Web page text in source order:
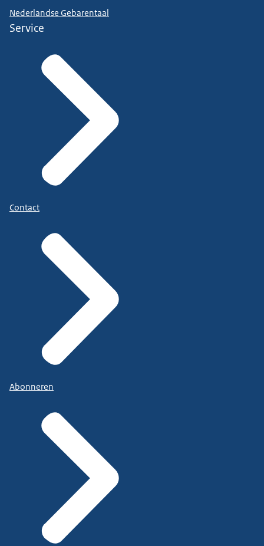
Nederlandse Gebarentaal
Service
Contact
Abonneren